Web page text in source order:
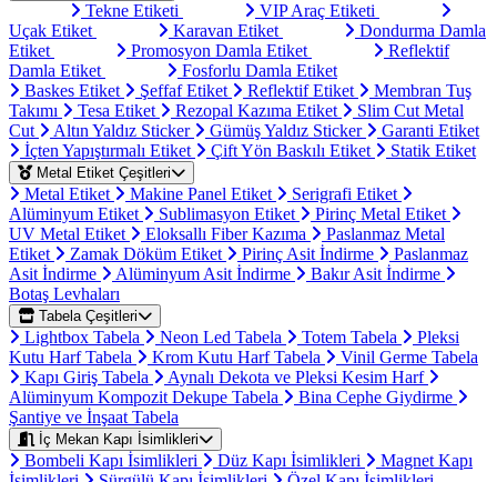
Tekne Etiketi
VIP Araç Etiketi
Uçak Etiket
Karavan Etiket
Dondurma Damla
Etiket
Promosyon Damla Etiket
Reflektif
Damla Etiket
Fosforlu Damla Etiket
Baskes Etiket
Şeffaf Etiket Reflektif Etiket
Membran Tuş
Takımı
Tesa Etiket Rezopal Kazıma Etiket
Slim Cut Metal
Cut
Altın Yaldız Sticker Gümüş Yaldız Sticker
Garanti Etiket
İçten Yapıştırmalı Etiket
Çift Yön Baskılı Etiket Statik Etiket
Metal Etiket Çeşitleri
Metal Etiket Makine Panel Etiket
Serigrafi Etiket
Alüminyum Etiket
Sublimasyon Etiket
Pirinç Metal Etiket
UV Metal Etiket
Eloksallı Fiber Kazıma
Paslanmaz Metal
Etiket
Zamak Döküm Etiket Pirinç Asit İndirme
Paslanmaz
Asit İndirme
Alüminyum Asit İndirme
Bakır Asit İndirme
Botaş Levhaları
Tabela Çeşitleri
Lightbox Tabela Neon Led Tabela Totem Tabela
Pleksi
Kutu Harf Tabela
Krom Kutu Harf Tabela
Vinil Germe Tabela
Kapı Giriş Tabela
Aynalı Dekota ve Pleksi Kesim Harf
Alüminyum Kompozit Dekupe Tabela
Bina Cephe Giydirme
Şantiye ve İnşaat Tabela
İç Mekan Kapı İsimlikleri
Bombeli Kapı İsimlikleri Düz Kapı İsimlikleri
Magnet Kapı